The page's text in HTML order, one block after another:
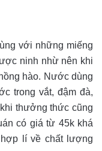
với những miếng
ninh nhừ nên khi
hào. Nước dùng
trong vắt, đậm đà,
thưởng thức cũng
có giá từ 45k khá
lí về chất lượng